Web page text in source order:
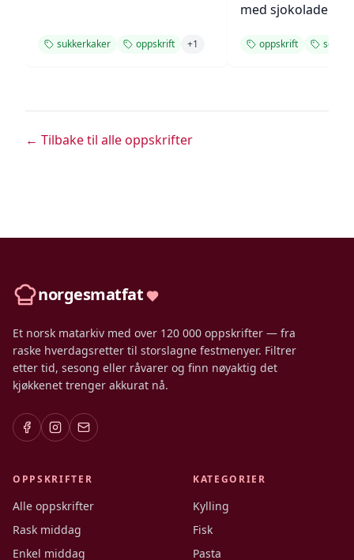
sukkerkaker oppskrift +1
med sjokolade
oppskrift søte
← Tilbake til alle oppskrifter
norgesmatfat
Et norsk matarkiv med over 120 000 oppskrifter — fra
raske hverdagsretter til storslagne festmenyer. Filtrer
etter tid, sesong eller råvarer og finn nøyaktig det
kjøkkenet trenger akkurat nå.
OPPSKRIFTER
Alle oppskrifter
Rask middag
Enkel middag
KATEGORIER
Kylling
Fisk
Pasta